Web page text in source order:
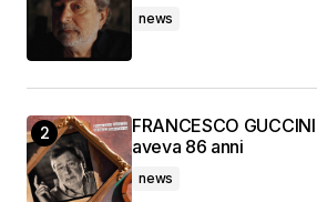
news
FRANCESCO
aveva 86 anni
news